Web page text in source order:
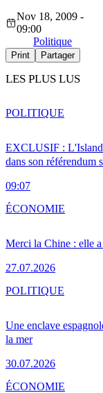
Nov 18, 2009 -
09:00
Politique
Print Partager
LES PLUS LUS
EXCLUSIF :
dans son référendum
09:07
POLITIQUE
Merci la Chine : elle
27.07.2026
ÉCONOMIE
Une enclave
la mer
30.07.2026
POLITIQUE
ÉCONOMIE